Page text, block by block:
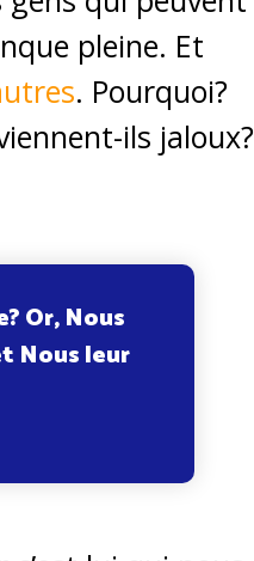
pleine. Et
. Pourquoi?
ils jaloux?
Or, Nous
Nous leur